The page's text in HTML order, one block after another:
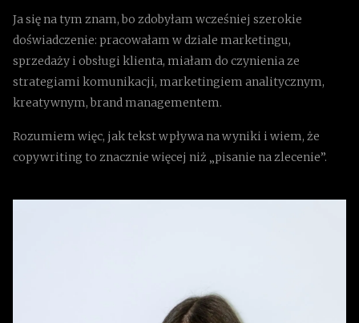
Ja się na tym znam, bo zdobyłam wcześniej szerokie
doświadczenie: pracowałam w dziale marketingu,
sprzedaży i obsługi klienta, miałam do czynienia ze
strategiami komunikacji, marketingiem analitycznym,
kreatywnym, brand managementem.
Rozumiem więc, jak tekst wpływa na wyniki i wiem, że
copywriting to znacznie więcej niż „pisanie na zlecenie”.